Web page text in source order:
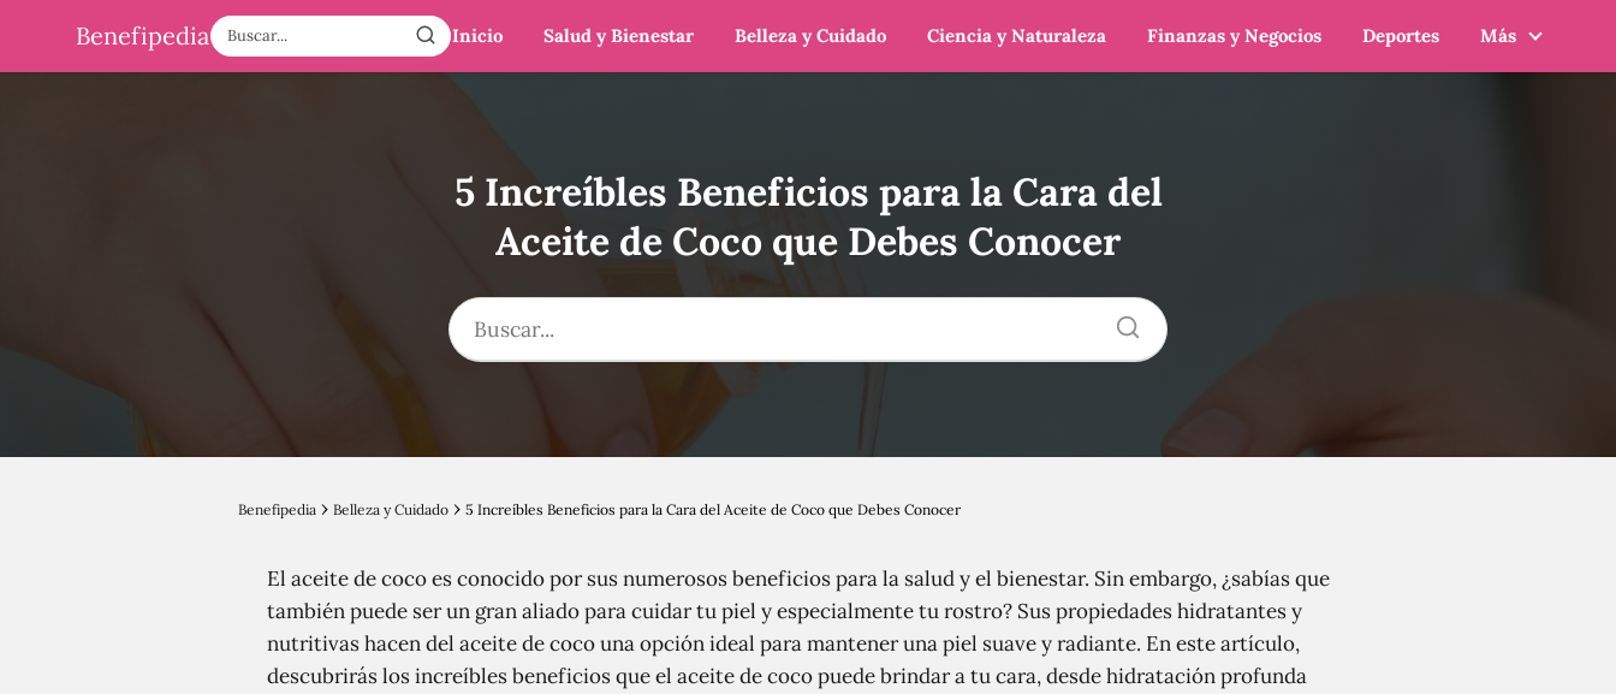
Benefipedia Inicio Salud y Bienestar Belleza y Cuidado Ciencia y Naturaleza Finanzas y Negocios Deportes Más
5 Increíbles Beneficios para la Cara del
Aceite de Coco que Debes Conocer
Benefipedia Belleza y Cuidado 5 Increíbles Beneficios para la Cara del Aceite de Coco que Debes Conocer
El aceite de coco es conocido por sus numerosos beneficios para la salud y el bienestar. Sin embargo, ¿sabías que
también puede ser un gran aliado para cuidar tu piel y especialmente tu rostro? Sus propiedades hidratantes y
nutritivas hacen del aceite de coco una opción ideal para mantener una piel suave y radiante. En este artículo,
descubrirás los increíbles beneficios que el aceite de coco puede brindar a tu cara, desde hidratación profunda